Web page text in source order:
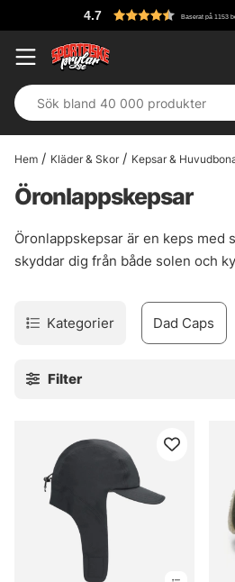
4.7 Baserat på 1153
Hem Kläder & Skor Kepsar &
Öronlappskepsar
Öronlappskepsar är en keps med
skyddar dig från både solen och
Kategorier Dad Caps
Filter